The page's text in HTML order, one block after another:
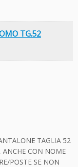
TG.52
TAGLIA 52
ANCHE CON NOME
POSTE SE NON